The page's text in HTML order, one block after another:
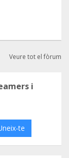
Veure tot el fòrum
i
te